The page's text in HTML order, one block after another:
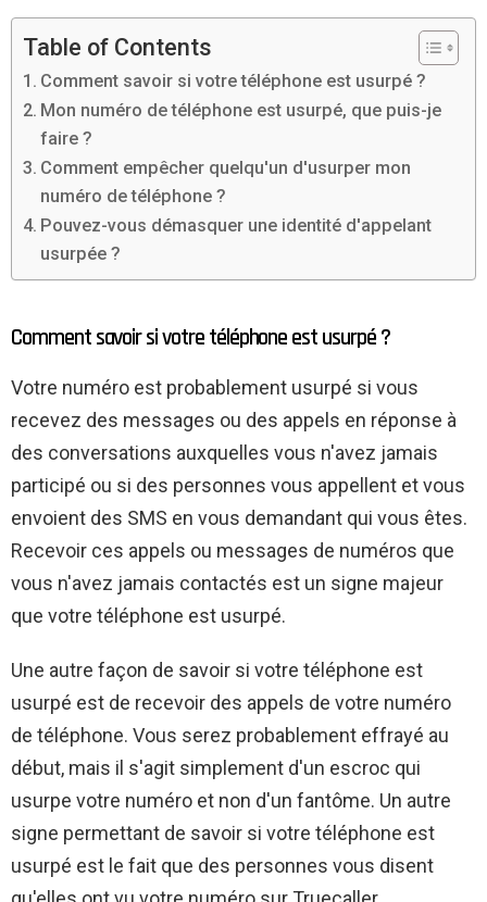
Table of Contents
Comment savoir si votre téléphone est usurpé ?
Mon numéro de téléphone est usurpé, que puis-je
faire ?
Comment empêcher quelqu'un d'usurper mon
numéro de téléphone ?
Pouvez-vous démasquer une identité d'appelant
usurpée ?
Comment savoir si votre téléphone est usurpé ?
Votre numéro est probablement usurpé si vous
recevez des messages ou des appels en réponse à
des conversations auxquelles vous n'avez jamais
participé ou si des personnes vous appellent et vous
envoient des SMS en vous demandant qui vous êtes.
Recevoir ces appels ou messages de numéros que
vous n'avez jamais contactés est un signe majeur
que votre téléphone est usurpé.
Une autre façon de savoir si votre téléphone est
usurpé est de recevoir des appels de votre numéro
de téléphone. Vous serez probablement effrayé au
début, mais il s'agit simplement d'un escroc qui
usurpe votre numéro et non d'un fantôme. Un autre
signe permettant de savoir si votre téléphone est
usurpé est le fait que des personnes vous disent